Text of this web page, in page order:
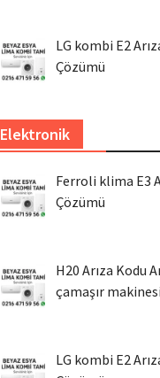
LG kombi E2
Çözümü
Elektronik
Ferroli klima E3
Çözümü
H20 Arıza Kodu
çamaşır
LG kombi E2